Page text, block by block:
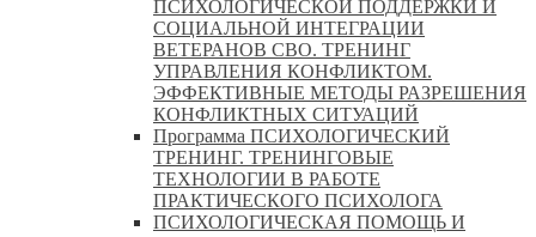
ПСИХОЛОГИЧЕСКОЙ ПОДДЕРЖКИ И
СОЦИАЛЬНОЙ ИНТЕГРАЦИИ
ВЕТЕРАНОВ СВО. ТРЕНИНГ
УПРАВЛЕНИЯ КОНФЛИКТОМ.
ЭФФЕКТИВНЫЕ МЕТОДЫ РАЗРЕШЕНИЯ
КОНФЛИКТНЫХ СИТУАЦИЙ
Программа ПСИХОЛОГИЧЕСКИЙ
ТРЕНИНГ. ТРЕНИНГОВЫЕ
ТЕХНОЛОГИИ В РАБОТЕ
ПРАКТИЧЕСКОГО ПСИХОЛОГА
ПСИХОЛОГИЧЕСКАЯ ПОМОЩЬ И